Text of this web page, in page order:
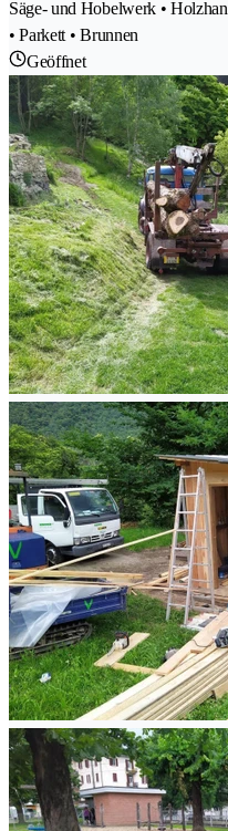
Säge- und Hobelwerk •
• Parkett • Brunnen
Geöffnet